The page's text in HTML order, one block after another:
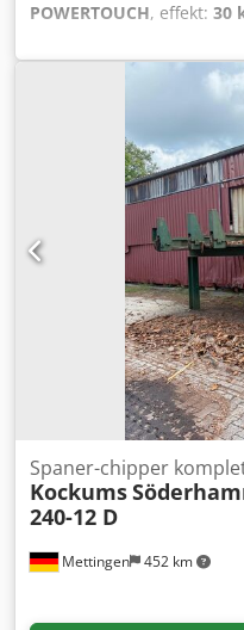
POWERTOUCH, effekt: 30
15.000 mm, tilførselsrate
DETALJER Emne
mm Minimum
pladelængde: 4.300 mm
Maksimum pladebredde:
fremføringshastighed: 80
Styresystem:
kW Chsdpfxszmtmno Alfea
Maskinen sælges og
tilstand ("som den er og
fotodokumentation og
med beskrivende
varen før afhentning og
installation, sikring og
destinationsstedet.
Mettingen 452 km
Spaner-chipper
Kockums
240-12 D